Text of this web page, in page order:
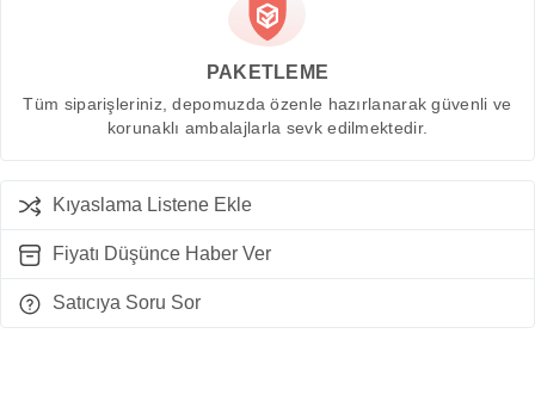
PAKETLEME
Tüm siparişleriniz, depomuzda özenle hazırlanarak güvenli ve
korunaklı ambalajlarla sevk edilmektedir.
Kıyaslama Listene Ekle
Fiyatı Düşünce Haber Ver
Satıcıya Soru Sor